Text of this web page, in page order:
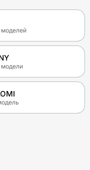
моделей
модели